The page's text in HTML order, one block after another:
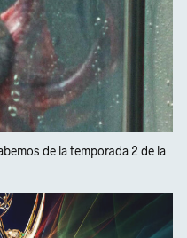
de la temporada 2 de la